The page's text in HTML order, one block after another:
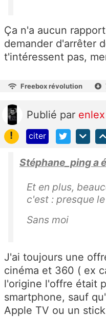
Ça n'a aucun
demander d'arrêter
t'intéressent pas,
Freebox révolution
Publié par enlex
!
citer
Stéphane_ping a
Et en plus,
c'est : presque
Sans moi
J'ai toujours une
cinéma et 360 ( ex
l'origine l'offre était
smartphone, sauf
Apple TV ou un